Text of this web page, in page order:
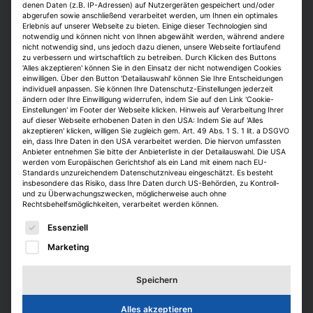
Wen wir suchen
Wir suchen neue Kolleg*innen, die sich mit unseren
Werten identifizieren können und diese auch leben.
Deshalb ist für uns – neben dem fachlichen Know-How
– die Persönlichkeit von Bewerbenden sehr wichtig.
Denn erst die richtige Kombination aus Professionalität
und Persönlichkeit macht für uns Top-Kandidat*innen
aus.
Was wir bieten
denen Daten (z.B. IP-Adressen) auf Nutzergeräten gespeichert und/oder
abgerufen sowie anschließend verarbeitet werden, um Ihnen ein optimales
Erlebnis auf unserer Webseite zu bieten. Einige dieser Technologien sind
notwendig und können nicht von Ihnen abgewählt werden, während andere
nicht notwendig sind, uns jedoch dazu dienen, unsere Webseite fortlaufend
zu verbessern und wirtschaftlich zu betreiben. Durch Klicken des Buttons
'Alles akzeptieren' können Sie in den Einsatz der nicht notwendigen Cookies
einwilligen. Über den Button 'Detailauswahl' können Sie Ihre Entscheidungen
individuell anpassen. Sie können Ihre Datenschutz-Einstellungen jederzeit
ändern oder Ihre Einwilligung widerrufen, indem Sie auf den Link 'Cookie-
Einstellungen' im Footer der Webseite klicken. Hinweis auf Verarbeitung Ihrer
auf dieser Webseite erhobenen Daten in den USA: Indem Sie auf 'Alles
akzeptieren' klicken, willigen Sie zugleich gem. Art. 49 Abs. 1 S. 1 lit. a DSGVO
ein, dass Ihre Daten in den USA verarbeitet werden. Die hiervon umfassten
Anbieter entnehmen Sie bitte der Anbieterliste in der Detailauswahl. Die USA
werden vom Europäischen Gerichtshof als ein Land mit einem nach EU-
Standards unzureichendem Datenschutzniveau eingeschätzt. Es besteht
insbesondere das Risiko, dass Ihre Daten durch US-Behörden, zu Kontroll-
und zu Überwachungszwecken, möglicherweise auch ohne
Rechtsbehelfsmöglichkeiten, verarbeitet werden können.
Es folgt eine Liste der Service-Gruppen, für die eine
Essenziell
Marketing
Speichern
Alles akzeptieren